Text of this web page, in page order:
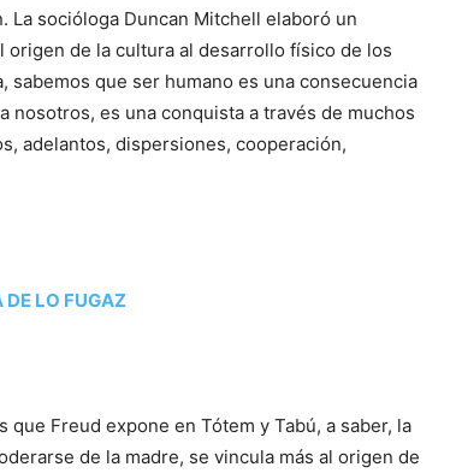
socióloga Duncan Mitchell elaboró un
de la cultura al desarrollo físico de los
que ser humano es una consecuencia
nosotros, es una conquista a través de muchos
adelantos, dispersiones, cooperación,
DE LO FUGAZ
Freud expone en Tótem y Tabú, a saber, la
de la madre, se vincula más al origen de